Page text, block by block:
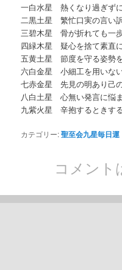
一白水星 熱くなり過ぎず
二黒土星 繁忙口実の言い
三碧木星 骨が折れても一
四緑木星 疑心を捨て素直
五黄土星 節度を守る姿勢
六白金星 小細工を用いな
七赤金星 先見の明あり己
八白土星 心無い発言に悩
九紫火星 辛抱するときす
カテゴリー:聖至会九星毎日運
コメント